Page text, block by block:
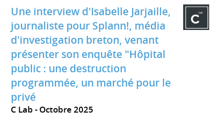
Une interview d'Isabelle Jarjaille,
journaliste pour Splann!, média
d'investigation breton, venant
présenter son enquête "Hôpital
public : une destruction
programmée, un marché pour le
privé
C Lab Octobre 2025